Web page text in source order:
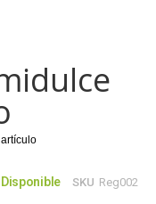
Disponible SKU Reg002